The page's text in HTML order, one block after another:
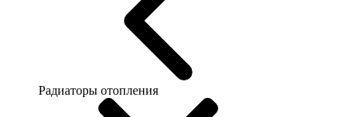
Радиаторы отопления